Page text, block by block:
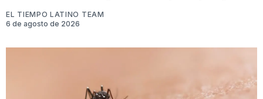
EL TIEMPO LATINO TEAM
6 de agosto de 2026